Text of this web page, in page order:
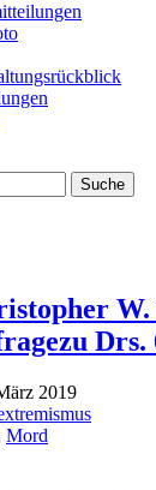
Drs.
2019
Mord